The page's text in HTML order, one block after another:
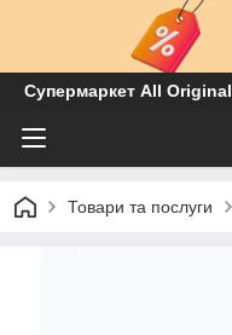
Супермаркет All Original
Товари та послуги